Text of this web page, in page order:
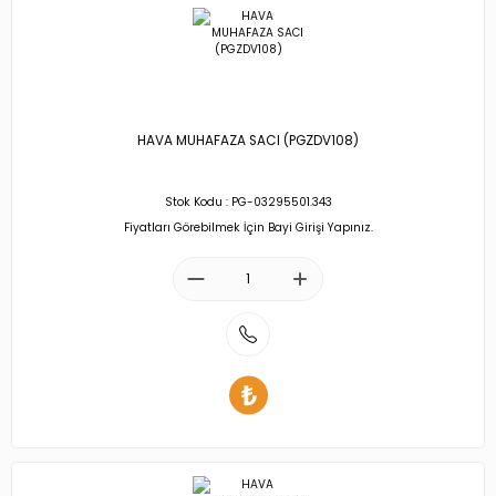
HAVA MUHAFAZA SACI (PGZDV108)
Stok Kodu : PG-03295501.343
Fiyatları Görebilmek İçin Bayi Girişi Yapınız.